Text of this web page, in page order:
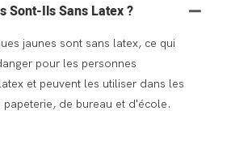
Sont-Ils Sans Latex ?
jaunes sont sans latex, ce qui
pour les personnes
et peuvent les utiliser dans les
papeterie, de bureau et d'école.